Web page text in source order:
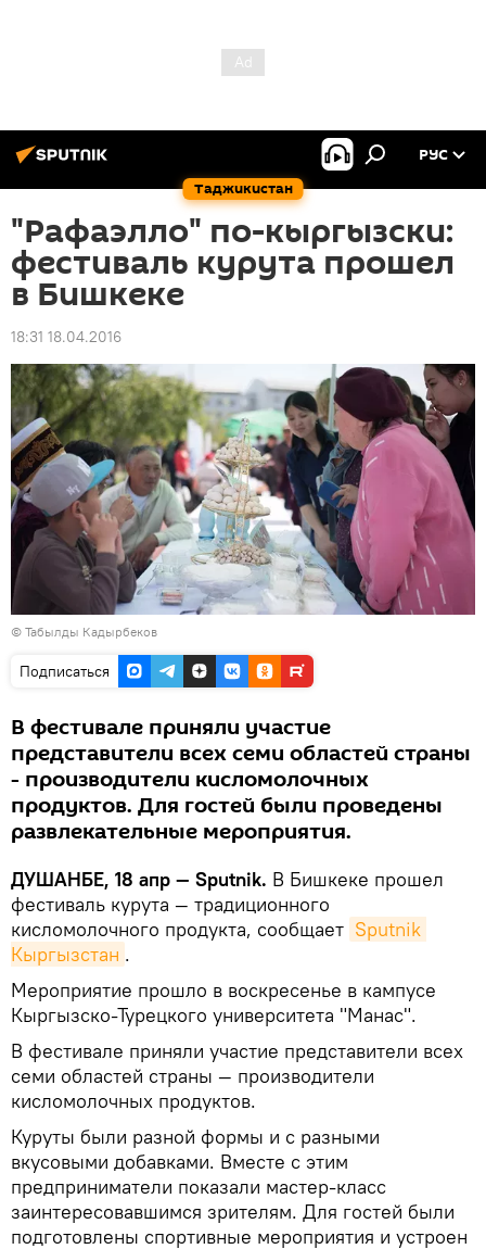
Таджикистан
РУС
"Рафаэлло" по-кыргызски:
фестиваль курута прошел
в Бишкеке
18:31 18.04.2016
© Табылды Кадырбеков
Подписаться
В фестивале приняли участие
представители всех семи областей страны
- производители кисломолочных
продуктов. Для гостей были проведены
развлекательные мероприятия.
ДУШАНБЕ, 18 апр — Sputnik. В Бишкеке прошел
фестиваль курута — традиционного
кисломолочного продукта, сообщает Sputnik
Кыргызстан .
Мероприятие прошло в воскресенье в кампусе
Кыргызско-Турецкого университета "Манас".
В фестивале приняли участие представители всех
семи областей страны — производители
кисломолочных продуктов.
Куруты были разной формы и с разными
вкусовыми добавками. Вместе с этим
предприниматели показали мастер-класс
заинтересовавшимся зрителям. Для гостей были
подготовлены спортивные мероприятия и устроен